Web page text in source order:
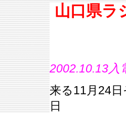
山口県ラ
2002.10.13入
来る11月24
日